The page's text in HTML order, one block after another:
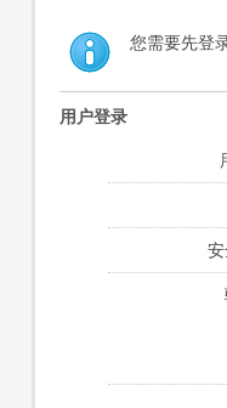
您需要先登
用户登录